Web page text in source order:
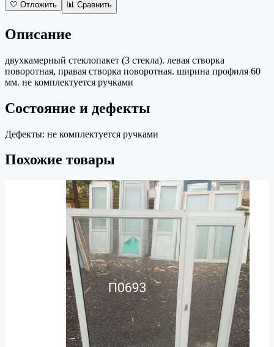
🤍 Отложить 📊 Сравнить
Описание
двухкамерный стеклопакет (3 стекла). левая створка
поворотная, правая створка поворотная. ширина профиля 60
мм. не комплектуется ручками
Состояние и дефекты
Дефекты: не комплектуется ручками
Похожие товары